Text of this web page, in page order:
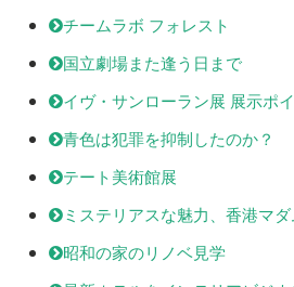
チームラボ フォレスト
国立劇場また逢う日まで
イヴ・サンローラン展 展示ポ
青色は犯罪を抑制したのか？
テート美術館展
ミステリアスな魅力、香港マ
昭和の家のリノベ見学